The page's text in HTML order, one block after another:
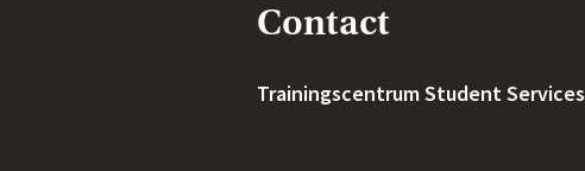
Contact
Trainingscentrum Student Services